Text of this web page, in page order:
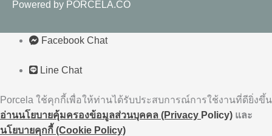
Powered by PORCELA.CO
Facebook Chat
Line Chat
Porcela ใช้คุกกี้เพื่อให้ท่านได้รับประสบการณ์การใช้งานที่ดียิ่งขึ้น
อ่านนโยบายคุ้มครองข้อมูลส่วนบุคคล (Privacy Policy) และ
นโยบายคุกกี้ (Cookie Policy)